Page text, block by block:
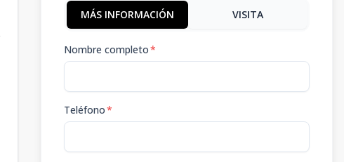
MÁS INFORMACIÓN VISITA
Nombre completo*
Teléfono*